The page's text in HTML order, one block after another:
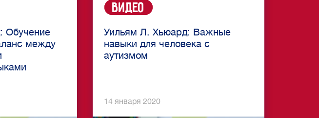
Обучение
между
Видео
Уильям Л. Хьюард: Важные
навыки для человека с
аутизмом
14 января 2020